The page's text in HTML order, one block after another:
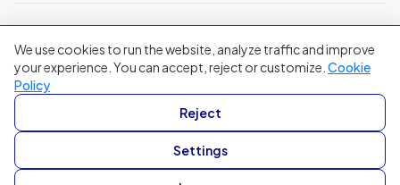
+84 888 18 1313
Head Office:3rd Floor, 65-67 B4 Street, Sala Urban Area, An Khanh
Ward, Ho Chi Minh City
Singapore:20A Tanjong Pagar Road, Singapore
© 2024 Filum Inc. All rights reserved.
We use cookies to run the website, analyze traffic and improve
your experience. You can accept, reject or customize. Cookie
Policy
Reject
Settings